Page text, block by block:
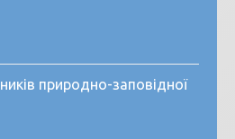
природно-заповідної